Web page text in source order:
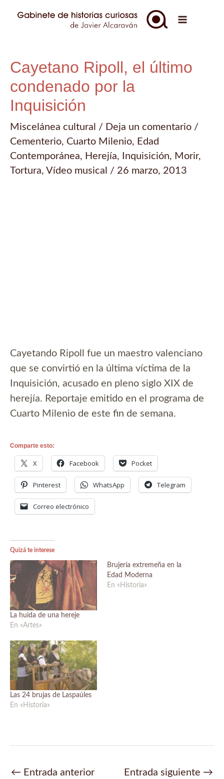
Cayetano Ripoll, el último
condenado por la
Inquisición
Miscelánea cultural / Deja un comentario /
Cementerio, Cuarto Milenio, Edad
Contemporánea, Herejía, Inquisición, Morir,
Tortura, Vídeo musical / 26 marzo, 2013
Cayetando Ripoll fue un maestro valenciano
que se convirtió en la última víctima de la
Inquisición, acusado en pleno siglo XIX de
herejía. Reportaje emitido en el programa de
Cuarto Milenio de este fin de semana.
Comparte esto:
X Facebook Pocket
Pinterest WhatsApp Telegram
Correo electrónico
Quizá te interese
La huida de una hereje
En «Artes»
Brujería extremeña en la
Edad Moderna
En «Historia»
Las 24 brujas de Laspaúles
En «Historia»
Navegación
← Entrada anterior Entrada siguiente →